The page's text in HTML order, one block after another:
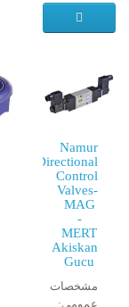
Namur
Directional
Control
Valves-
MAG
-
MERT
Akiskan
Gucu
مشخصات
عمومی: